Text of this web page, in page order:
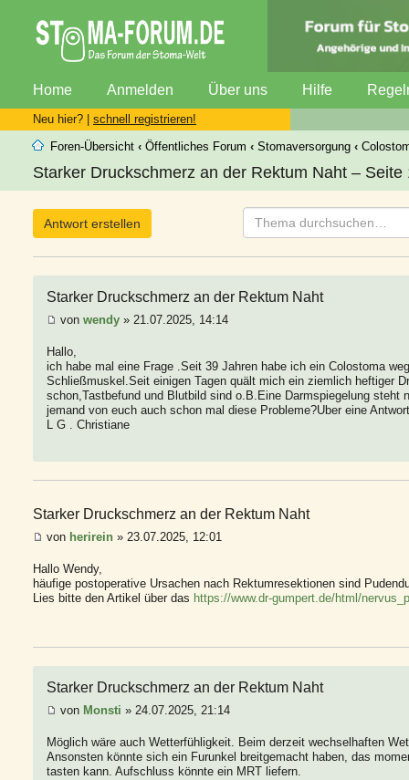
Home Anmelden Über uns Hilfe
Neu hier? | schnell registrieren!
Foren-Übersicht ‹ Öffentliches Forum ‹ Stomaversorgung ‹
Starker Druckschmerz an der Rektum Naht – Seite
Antwort erstellen
Starker Druckschmerz an der Rektum Naht
von wendy » 21.07.2025, 14:14
Hallo,
ich habe mal eine Frage .Seit 39 Jahren habe ich ein Colostoma
Schließmuskel.Seit einigen Tagen quält mich ein ziemlich heftiger
schon,Tastbefund und Blutbild sind o.B.Eine Darmspiegelung steht
jemand von euch auch schon mal diese Probleme?Uber eine
L G . Christiane
Starker Druckschmerz an der Rektum Naht
von herirein » 23.07.2025, 12:01
Hallo Wendy,
häufige postoperative Ursachen nach Rektumresektionen sind
Lies bitte den Artikel über das https://www.dr-gumpert.de/html/
Starker Druckschmerz an der Rektum Naht
von Monsti » 24.07.2025, 21:14
Möglich wäre auch Wetterfühligkeit. Beim derzeit wechselhaften
Ansonsten könnte sich ein Furunkel breitgemacht haben, das
tasten kann. Aufschluss könnte ein MRT liefern.